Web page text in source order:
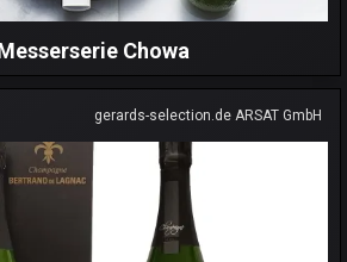
Chowa
gerards-selection.de ARSAT GmbH